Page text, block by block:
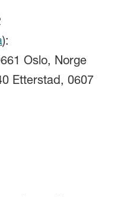
):
Oslo, Norge
Etterstad, 0607